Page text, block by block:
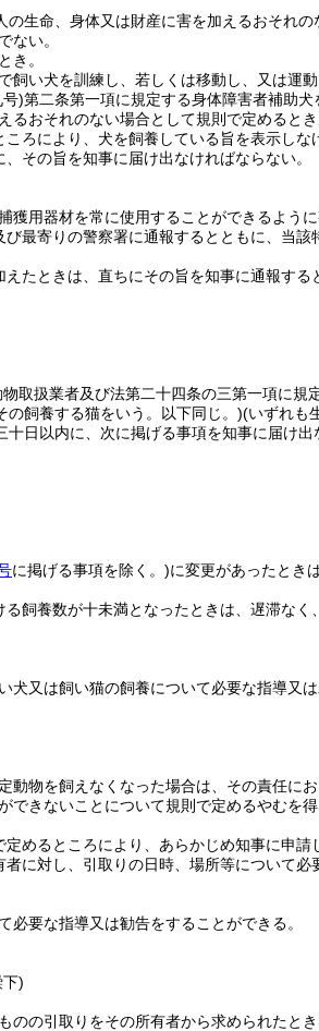
の生命、身体又は財産に害を加えるおそれ
ない。
き。
い犬を訓練し、若しくは移動し、又は運動
)第二条第一項に規定する身体障害者補助犬
おそれのない場合として規則で定めるとき
ろにより、犬を飼養している旨を表示しな
その旨を知事に届け出なければならない。
用器材を常に使用することができるよう
最寄りの警察署に通報するとともに、当
たときは、直ちにその旨を知事に通報す
取扱業者及び法第二十四条の三第一項に規
の飼養する猫をいう。以下同じ。)(いずれも
日以内に、次に掲げる事項を知事に届け出
に掲げる事項を除く。)に変更があったとき
飼養数が十未満となったときは、遅滞な
又は飼い猫の飼養について必要な指導又は
物を飼えなくなった場合は、その責任に
きないことについて規則で定めるやむを
めるところにより、あらかじめ知事に申請
者に対し、引取りの日時、場所等について必
要な指導又は勧告をすることができる。
)
の引取りをその所有者から求められたと